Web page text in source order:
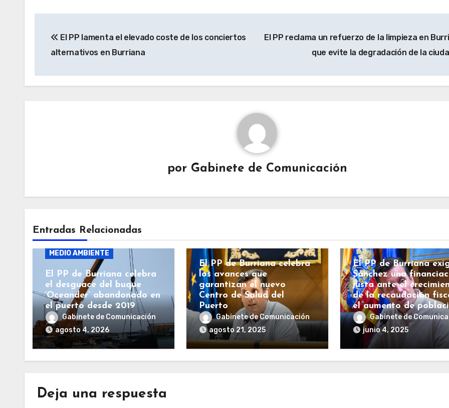
de
El PP lamenta el elevado coste de los conciertos
alternativos en Burriana
El PP reclama un refuerzo de la limpieza en
que evite la degradación de la
por Gabinete de Comunicación
Entradas Relacionadas
BURRIANA
GENERALITAT
MEDIO AMBIENTE
El PP de Burriana celebra
el desguace del buque
‘Oceander’ abandonado en
el puerto desde 2019
Gabinete de Comunicación
agosto 4, 2026
GENERALITAT
Sanidad
El PP de Burriana celebra
los avances que
garantizan el nuevo
Centro de Salud del
Puerto
Gabinete de Comunicación
agosto 21, 2025
POLÍTICA
El PP de Burriana
Sánchez una
justa ante el
de la recaudación
el aumento de
Gabinete de
junio 4, 2025
Deja una respuesta